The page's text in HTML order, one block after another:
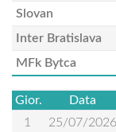
Slovan
Inter Bratislava
MFk Bytca
Gior. Data
1
25/07/2026